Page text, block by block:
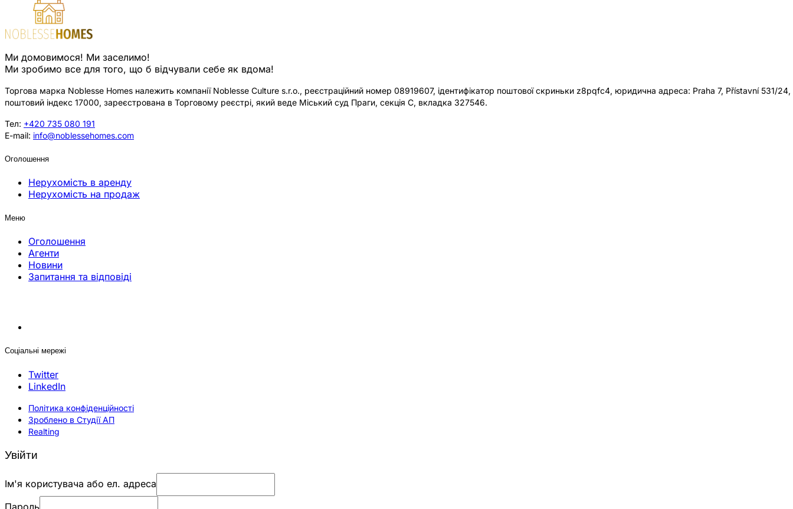
Ми домовимося! Ми заселимо!
Ми зробимо все для того, що б відчували себе як вдома!
Торгова марка Noblesse Homes належить компанії Noblesse Culture s.r.o., реєстраційний номер 08919607, ідентифікатор поштової скриньки z8pqfc4, юридична адреса: Praha 7, Přístavní 531/24,
поштовий індекс 17000, зареєстрована в Торговому реєстрі, який веде Міський суд Праги, секція C, вкладка 327546.
Тел: +420 735 080 191
E-mail: info@noblessehomes.com
Оголошення
Нерухомість в аренду
Нерухомість на продаж
Меню
Оголошення
Агенти
Новини
Запитання та відповіді
Соціальні мережі
Twitter
LinkedIn
Політика конфіденційності
Зроблено в Студії АП
Realting
Увійти
Ім'я користувача або ел. адреса